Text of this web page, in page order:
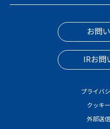
お問
IRお問
プライバ
クッキ
外部送